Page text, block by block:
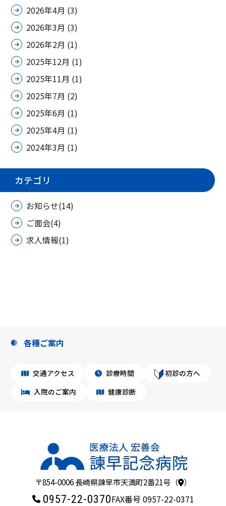
2026年4月 (3)
2026年3月 (3)
2026年2月 (1)
2025年12月 (1)
2025年11月 (1)
2025年7月 (2)
2025年6月 (1)
2025年4月 (1)
2024年3月 (1)
カテゴリ
お知らせ(14)
ご面会(4)
求人情報(1)
各種ご案内
交通アクセス 診療時間
初診の方へ
入院のご案内
健康診断
〒854-0006 長崎県諫早市天満町2番21号（ ）
0957-22-0370FAX番号 0957-22-0371